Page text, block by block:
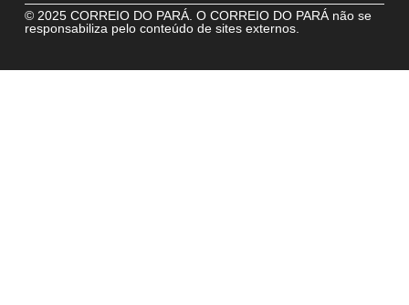
© 2025 CORREIO DO PARÁ. O CORREIO DO PARÁ não se
responsabiliza pelo conteúdo de sites externos.